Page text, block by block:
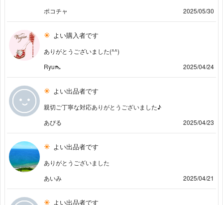
ポコチャ
2025/05/30
よい購入者です
ありがとうございました(^^)
Ryu👠
2025/04/24
よい出品者です
親切ご丁寧な対応ありがとうございました♪
あぴる
2025/04/23
よい出品者です
ありがとうございました
あいみ
2025/04/21
よい出品者です